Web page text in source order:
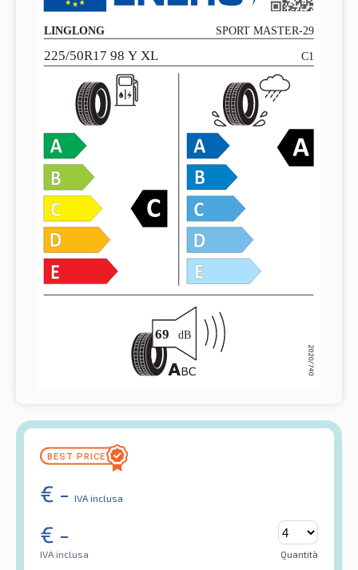
€ - IVA inclusa
€ -
IVA inclusa Quantità